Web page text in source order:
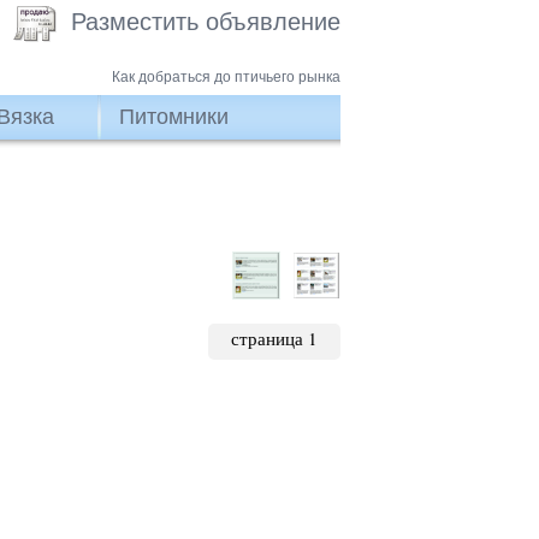
Разместить объявление
Как добраться до птичьего рынка
Питомники
страница 1